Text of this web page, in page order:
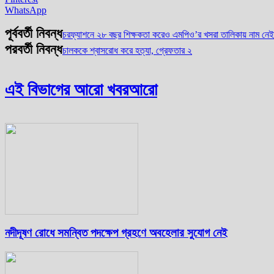
WhatsApp
পূর্ববর্তী নিবন্ধচরফ্যাশনে ২৮ বছর শিক্ষকতা করেও এমপিও’র খসরা তালিকায় নাম
পরবর্তী নিবন্ধচালককে শ্বাসরোধ করে হত্যা, গ্রেফতার ২
এই বিভাগের আরো খবরআরো
নদীদূষণ রোধে সমন্বিত পদক্ষেপ গ্রহণে অবহেলার সুযোগ নেই